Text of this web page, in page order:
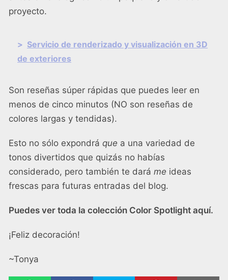
proyecto.
> Servicio de renderizado y visualización en 3D
de exteriores
Son reseñas súper rápidas que puedes leer en
menos de cinco minutos (NO son reseñas de
colores largas y tendidas).
Esto no sólo expondrá que a una variedad de
tonos divertidos que quizás no habías
considerado, pero también te dará me ideas
frescas para futuras entradas del blog.
Puedes ver toda la colección Color Spotlight aquí.
¡Feliz decoración!
~Tonya